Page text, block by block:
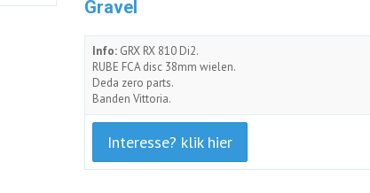
Gravel
Info:GRX RX 810 Di2.
RUBE FCA disc 38mm wielen.
Deda zero parts.
Banden Vittoria.
Interesse? klik hier